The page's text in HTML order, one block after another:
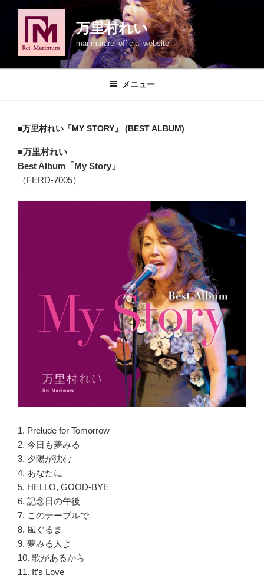
万里村れい
marimurarei official website
メニュー
■万里村れい「MY STORY」 (BEST ALBUM)
■万里村れい
Best Album「My Story」
（FERD-7005）
1. Prelude for Tomorrow
2. 今日も夢みる
3. 夕陽が沈む
4. あなたに
5. HELLO, GOOD-BYE
6. 記念日の午後
7. このテーブルで
8. 風ぐるま
9. 夢みる人よ
10. 歌があるから
11. It’s Love